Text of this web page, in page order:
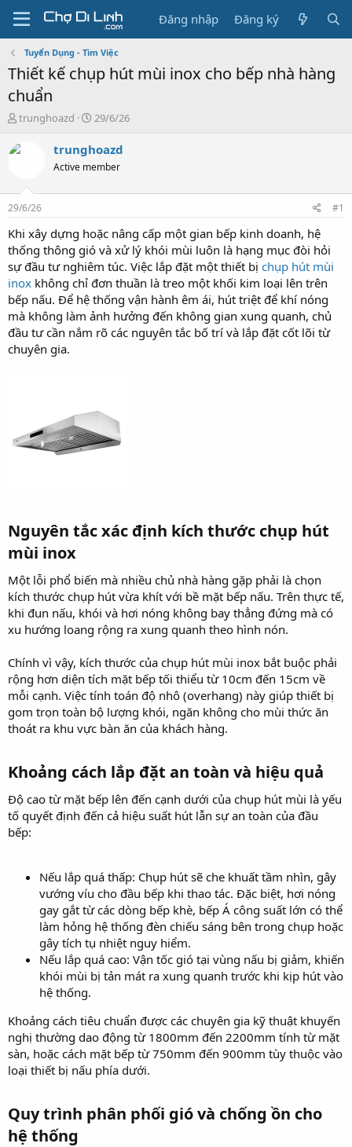
Đăng nhập Đăng ký
Tuyển Dụng - Tìm Việc
Thiết kế chụp hút mùi inox cho bếp nhà hàng
chuẩn
T
r
s
t
a
r
t
e
r
trunghoazd
N
à
g
29/6/26
trunghoazd
Active member
29/6/26 #1
Khi xây dựng hoặc nâng cấp một gian bếp kinh doanh, hệ
thống thông gió và xử lý khói mùi luôn là hạng mục đòi hỏi
sự đầu tư nghiêm túc. Việc lắp đặt một thiết bị chụp hút mùi
inox không chỉ đơn thuần là treo một khối kim loại lên trên
bếp nấu. Để hệ thống vận hành êm ái, hút triệt để khí nóng
mà không làm ảnh hưởng đến không gian xung quanh, chủ
đầu tư cần nắm rõ các nguyên tắc bố trí và lắp đặt cốt lõi từ
chuyên gia.
Nguyên tắc xác định kích thước chụp hút
mùi inox​
Một lỗi phổ biến mà nhiều chủ nhà hàng gặp phải là chọn
kích thước chụp hút vừa khít với bề mặt bếp nấu. Trên thực tế,
khi đun nấu, khói và hơi nóng không bay thẳng đứng mà có
xu hướng loang rộng ra xung quanh theo hình nón.
Chính vì vậy, kích thước của chụp hút mùi inox bắt buộc phải
rộng hơn diện tích mặt bếp tối thiểu từ 10cm đến 15cm về
mỗi cạnh. Việc tính toán độ nhô (overhang) này giúp thiết bị
gom trọn toàn bộ lượng khói, ngăn không cho mùi thức ăn
thoát ra khu vực bàn ăn của khách hàng.
Khoảng cách lắp đặt an toàn và hiệu quả​
Độ cao từ mặt bếp lên đến cạnh dưới của chụp hút mùi là yếu
tố quyết định đến cả hiệu suất hút lẫn sự an toàn của đầu
bếp:
Nếu lắp quá thấp: Chụp hút sẽ che khuất tầm nhìn, gây
vướng víu cho đầu bếp khi thao tác. Đặc biệt, hơi nóng
gay gắt từ các dòng bếp khè, bếp Á công suất lớn có thể
làm hỏng hệ thống đèn chiếu sáng bên trong chụp hoặc
gây tích tụ nhiệt nguy hiểm.
Nếu lắp quá cao: Vận tốc gió tại vùng nấu bị giảm, khiến
khói mùi bị tản mát ra xung quanh trước khi kịp hút vào
hệ thống.
Khoảng cách tiêu chuẩn được các chuyên gia kỹ thuật khuyến
nghị thường dao động từ 1800mm đến 2200mm tính từ mặt
sàn, hoặc cách mặt bếp từ 750mm đến 900mm tùy thuộc vào
loại thiết bị nấu phía dưới.
Quy trình phân phối gió và chống ồn cho
hệ thống​